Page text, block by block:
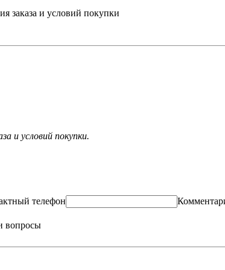
заказа и условий покупки
и условий покупки.
телефон
вопросы